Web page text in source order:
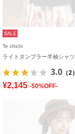
SALE
Te chichi
ライトタンブラー半袖シャツ
3.0 （2）
¥2,145 -50%OFF-